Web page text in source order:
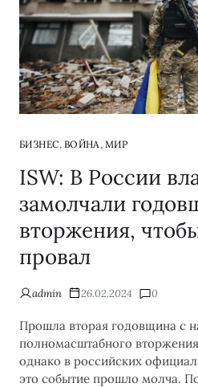
БИЗНЕС, ВОЙНА , МИР
ISW: В России
замолчали
вторжения,
провал
admin 26.02.2024 0
Прошла вторая годовщина с
полномасштабного
однако в российских
это событие прошло молча.